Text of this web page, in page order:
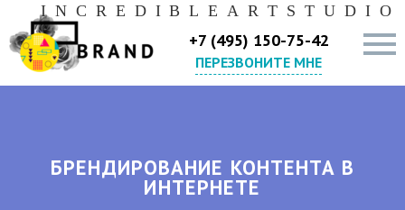
I N C R E D I B L E A R T S T U D I O
+7 (495) 150-75-42
ПЕРЕЗВОНИТЕ МНЕ
БРЕНДИРОВАНИЕ КОНТЕНТА В
ИНТЕРНЕТЕ